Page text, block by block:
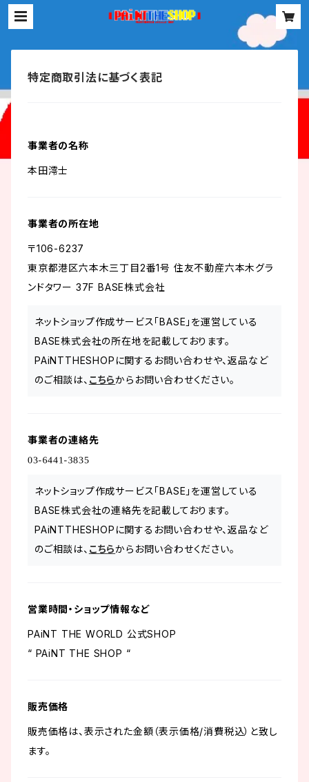
特定商取引法に基づく表記
事業者の名称
本田澪士
事業者の所在地
〒106-6237
東京都港区六本木三丁目2番1号 住友不動産六本木グラ
ンドタワー 37F BASE株式会社
ネットショップ作成サービス「BASE」を運営している
BASE株式会社の所在地を記載しております。
PAiNTTHESHOPに関するお問い合わせや、返品など
のご相談は、 こちらからお問い合わせください。
事業者の連絡先
ネットショップ作成サービス「BASE」を運営している
BASE株式会社の連絡先を記載しております。
PAiNTTHESHOPに関するお問い合わせや、返品など
のご相談は、 こちらからお問い合わせください。
営業時間・ショップ情報など
PAiNT THE WORLD 公式SHOP
“ PAiNT THE SHOP “
販売価格
販売価格は、表示された金額（表示価格/消費税込）と致し
ます。